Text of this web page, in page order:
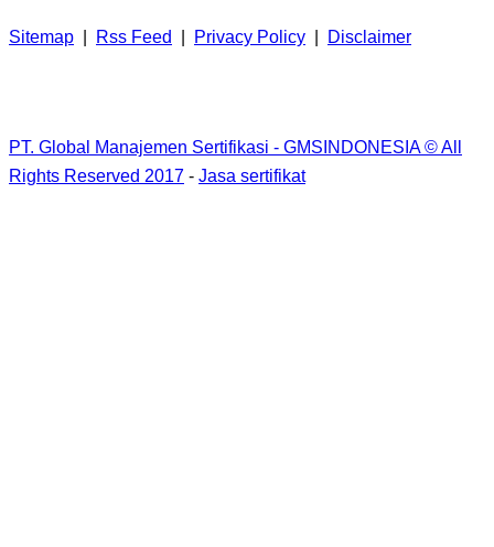
Sitemap Rss Feed Privacy Policy Disclaimer
PT. Global Manajemen Sertifikasi - GMSINDONESIA © All
Rights Reserved 2017 - Jasa sertifikat